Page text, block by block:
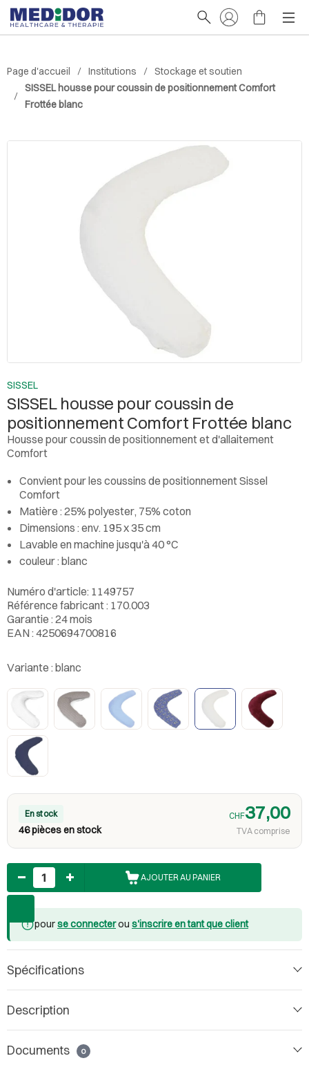
Page d'accueil Institutions
Stockage et soutien
SISSEL housse pour coussin de positionnement Comfort
Frottée blanc
SISSEL
SISSEL housse pour coussin de
positionnement Comfort Frottée blanc
Housse pour coussin de positionnement et d'allaitement
Comfort
Convient pour les coussins de positionnement Sissel
Comfort
Matière : 25% polyester, 75% coton
Dimensions : env. 195 x 35 cm
Lavable en machine jusqu'à 40 °C
couleur : blanc
Numéro d'article: 1149757
Référence fabricant : 170.003
Garantie : 24 mois
EAN : 4250694700816
Variante : blanc
En stock
46 pièces en stock
CHF37,00
TVA comprise
Nombre
AJOUTER AU PANIER
pourse connecterou s'inscrire en tant que client
Spécifications
Description
Documents 0